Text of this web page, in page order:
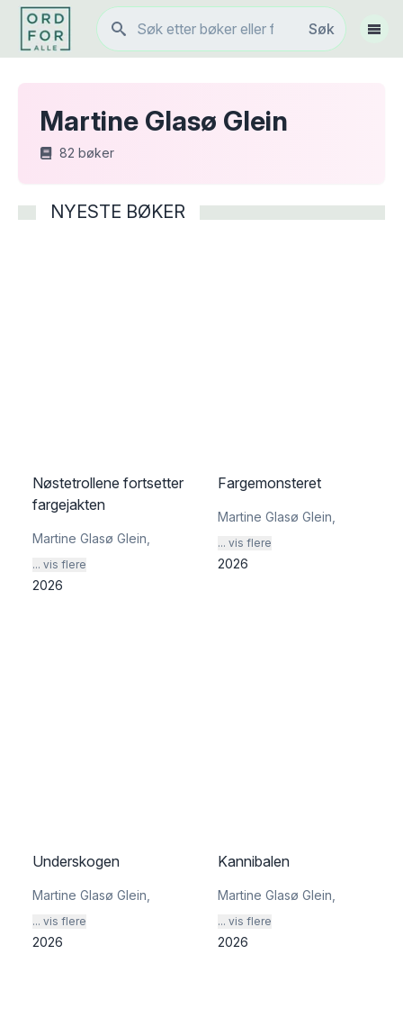
Søk
Søk
Vis
Martine Glasø Glein
82 bøker
NYESTE BØKER
Nøstetrollene fortsetter
fargejakten
Martine Glasø Glein
... vis flere
2026
Fargemonsteret
Martine Glasø Glein
... vis flere
2026
Underskogen
Martine Glasø Glein
... vis flere
2026
Kannibalen
Martine Glasø Glein
... vis flere
2026